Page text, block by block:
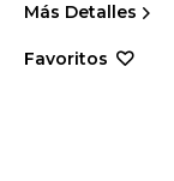
Más Detalles